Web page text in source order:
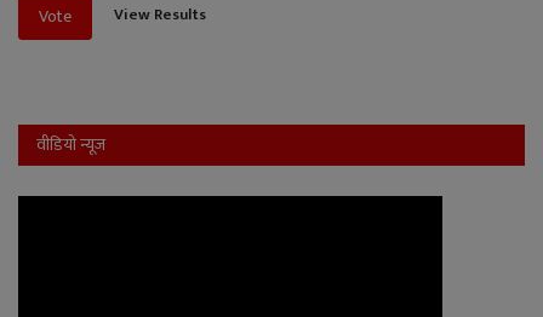
Vote View Results
वीडियो न्यूज